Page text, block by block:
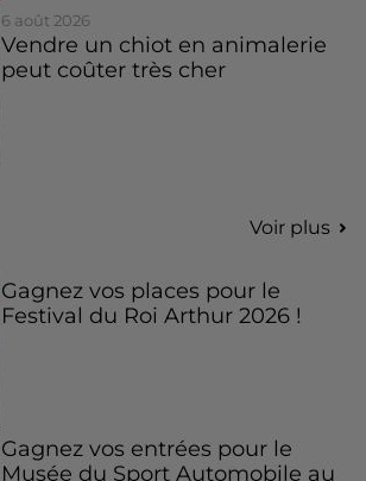
6 août 2026
Vendre un chiot en animalerie
peut coûter très cher
Voir plus
Gagnez vos places pour le
Festival du Roi Arthur 2026 !
Gagnez vos entrées pour le
Musée du Sport Automobile au